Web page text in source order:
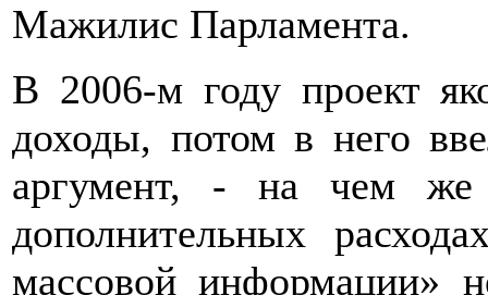
Мажилис Парламента.
В 2006-м году проект
доходы, потом в него
аргумент, - на чем
дополнительных
массовой информации»